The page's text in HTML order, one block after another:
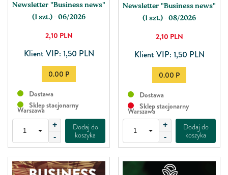
Newsletter "Business news"
(1 szt.) - 06/2026
2,10 PLN
Klient VIP: 1,50 PLN
0.00 P
Dostawa
Sklep stacjonarny
Warszawa
+
-
Dodaj do
koszyka
Newsletter "Business news"
(1 szt.) - 08/2026
2,10 PLN
Klient VIP: 1,50 PLN
0.00 P
Dostawa
Sklep stacjonarny
Warszawa
+
-
Dodaj do
koszyka